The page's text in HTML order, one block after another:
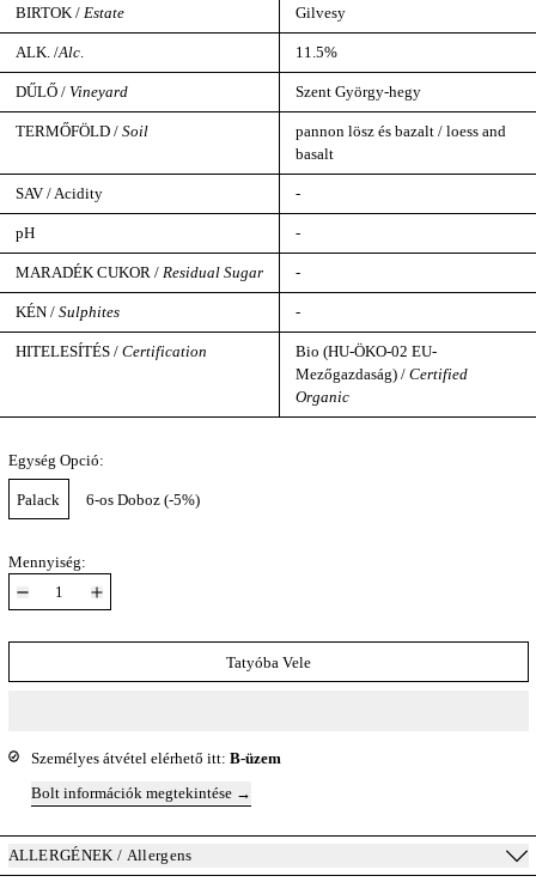
BIRTOK / Estate Gilvesy
ALK. /Alc. 11.5%
DŰLŐ / Vineyard Szent György-hegy
TERMŐFÖLD / Soil
pannon lösz és bazalt / loess and
basalt
SAV / Acidity -
pH -
MARADÉK CUKOR / Residual Sugar -
KÉN / Sulphites -
HITELESÍTÉS / Certification
Bio (HU-ÖKO-02 EU-
Mezőgazdaság) / Certified
Organic
Egység Opció:
Palack 6-os Doboz (-5%)
Mennyiség:
Tatyóba Vele
Személyes átvétel elérhető itt: B-üzem
Bolt információk megtekintése
ALLERGÉNEK / Allergens